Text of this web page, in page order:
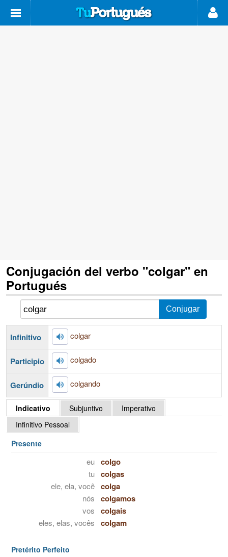
Conjugación del verbo "colgar" en
Portugués
Infinitivo colgar
Participio colgado
Gerúndio colgando
Indicativo Subjuntivo
Imperativo
Infinitivo Pessoal
Presente
eu colgo
tu colgas
ele, ela, você colga
nós colgamos
vos colgais
eles, elas, vocês colgam
Pretérito Perfeito